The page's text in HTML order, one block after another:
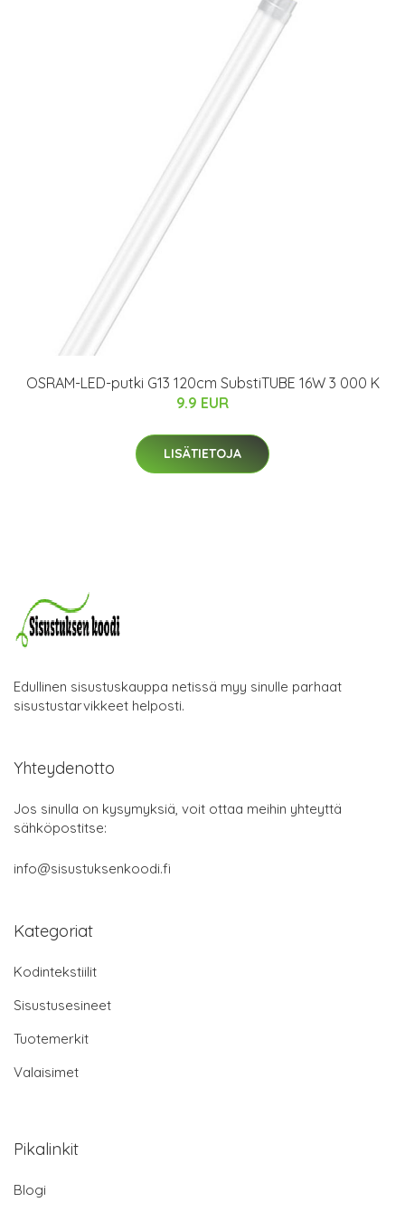
OSRAM-LED-putki G13 120cm SubstiTUBE 16W 3 000 K
9.9 EUR
LISÄTIETOJA
Edullinen sisustuskauppa netissä myy sinulle parhaat
sisustustarvikkeet helposti.
Yhteydenotto
Jos sinulla on kysymyksiä, voit ottaa meihin yhteyttä
sähköpostitse:
info@sisustuksenkoodi.fi
Kategoriat
Kodintekstiilit
Sisustusesineet
Tuotemerkit
Valaisimet
Pikalinkit
Blogi